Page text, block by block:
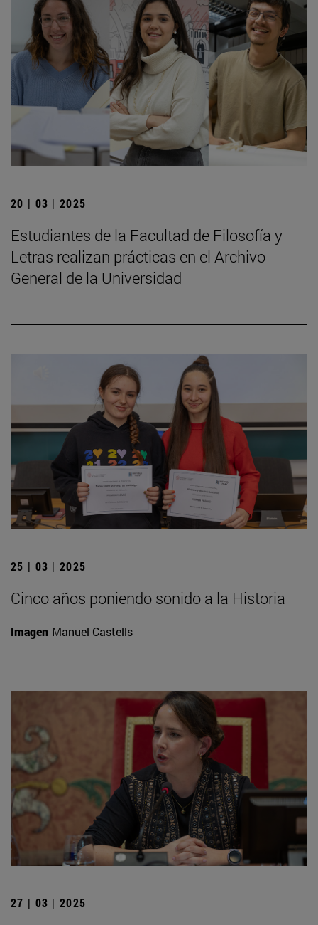
20 | 03 | 2025
Estudiantes de la Facultad de Filosofía y
Letras realizan prácticas en el Archivo
General de la Universidad
25 | 03 | 2025
Cinco años poniendo sonido a la Historia
Imagen Manuel Castells
27 | 03 | 2025